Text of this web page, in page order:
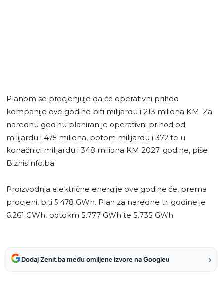
Planom se procjenjuje da će operativni prihod
kompanije ove godine biti milijardu i 213 miliona KM. Za
narednu godinu planiran je operativni prihod od
milijardu i 475 miliona, potom milijardu i 372 te u
konačnici milijardu i 348 miliona KM 2027. godine, piše
BiznisInfo.ba.
Proizvodnja električne energije ove godine će, prema
procjeni, biti 5.478 GWh. Plan za naredne tri godine je
6.261 GWh, potokm 5.777 GWh te 5.735 GWh.
Dodaj Zenit.ba među omiljene izvore na Googleu ›